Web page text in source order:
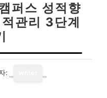
퍼스 성적향
관리 3단계
: